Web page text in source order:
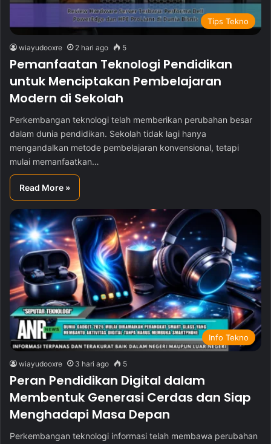
Tips Tekno
wiayudooxre 2 hari ago 5
Pemanfaatan Teknologi Pendidikan
untuk Menciptakan Pembelajaran
Modern di Sekolah
Perkembangan teknologi telah memberikan perubahan besar
dalam dunia pendidikan. Sekolah tidak lagi hanya
mengandalkan metode pembelajaran konvensional, tetapi
mulai memanfaatkan…
Read More »
Info Tekno
wiayudooxre 3 hari ago 5
Peran Pendidikan Digital dalam
Membentuk Generasi Cerdas dan Siap
Menghadapi Masa Depan
Perkembangan teknologi informasi telah membawa perubahan